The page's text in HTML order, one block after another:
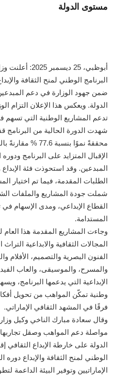
مستوى الدولة
البرنامج الوطني لمنح الثقافة
ضمن جهود الوزارة في دعم
الدولة. ويعكس هذا الإعلان التزام
تدعم المشاريع الوطنية التي تسهم
شهدت الدورة الحالية من البرنامج
محققةً نموًا بنسبة
الإقبال المتزايد على البرنامج
المبدعين. وقد استحوذت فئة الإبداع
الطلبات المقدمة، فيما تم اختيار
شملت جودة المشاريع والملفات
القطاع الإبداعي، ومدى الإسهام في
المستدامة.
وجاءت المشاريع المقدمة هذا
المجالات الثقافية والابداعية
الفنون البصرية والتصميم، الأفلام
والمسرح، والموسيقى، والعاب
الإبداعية التي يدعمها البرنامج،
وطنية تمكّن المواهب من تحويل
فرقًا في المشهد الثقافي الإماراتي.
وقال سعادة مبارك الناخي وكيل
مواصلة دعم المواهب وصقل
الدولة على خارطة الإبداع الثقافي
الوطني لمنح الثقافة والإبداع دوره
الإماراتيين وتوفير البيئة الداعمة